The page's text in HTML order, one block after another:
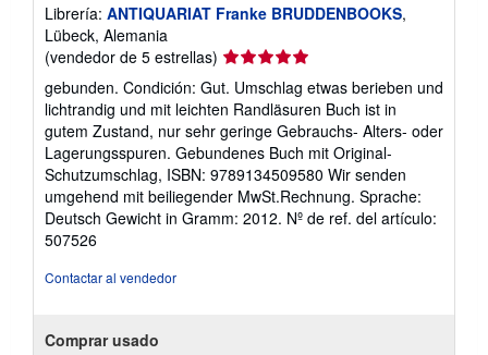
Librería: ANTIQUARIAT Franke BRUDDENBOOKS,
Lübeck, Alemania
(vendedor de 5 estrellas) Calificación
del
vendedor:
5
de
5
estrellas
gebunden. Condición: Gut. Umschlag etwas berieben und
lichtrandig und mit leichten Randläsuren Buch ist in
gutem Zustand, nur sehr geringe Gebrauchs- Alters- oder
Lagerungsspuren. Gebundenes Buch mit Original-
Schutzumschlag, ISBN: 9789134509580 Wir senden
umgehend mit beiliegender MwSt.Rechnung. Sprache:
Deutsch Gewicht in Gramm: 2012. Nº de ref. del artículo:
507526
Contactar al vendedor
Comprar usado